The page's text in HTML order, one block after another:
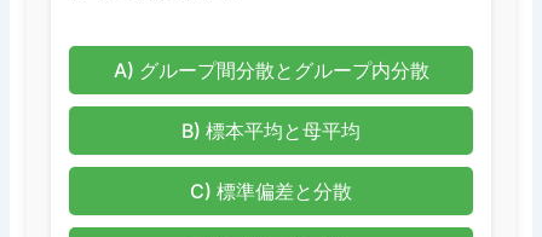
A) グループ間分散とグループ内分散
B) 標本平均と母平均
C) 標準偏差と分散